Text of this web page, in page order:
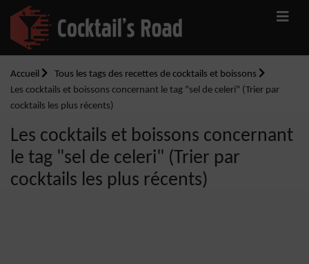
Accueil
Tous les tags des recettes de cocktails et boissons
Les cocktails et boissons concernant le tag "sel de celeri" (Trier par
cocktails les plus récents)
Les cocktails et boissons concernant
le tag "sel de celeri" (Trier par
cocktails les plus récents)